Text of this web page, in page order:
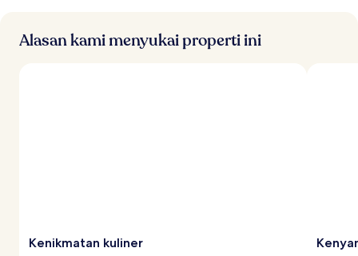
Alasan kami menyukai properti ini
Kenikmatan kuliner